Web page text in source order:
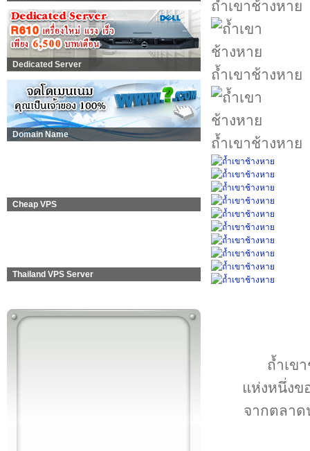
Dedicated Server
Domain Name
Cheap VPS
Thailand VPS Server
ถ้ำเขาช้างหาย
ถ้ำเขาช้างหาย
ถ้ำเขาช้างหาย
ถ้ำเข
แห่งหนึ่งข
จากตลาด